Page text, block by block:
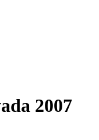
2007